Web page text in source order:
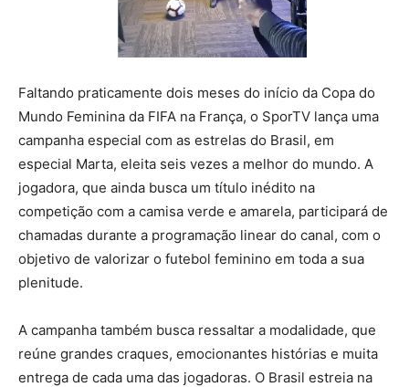
Faltando praticamente dois meses do início da Copa do
Mundo Feminina da FIFA na França, o SporTV lança uma
campanha especial com as estrelas do Brasil, em
especial Marta, eleita seis vezes a melhor do mundo. A
jogadora, que ainda busca um título inédito na
competição com a camisa verde e amarela, participará de
chamadas durante a programação linear do canal, com o
objetivo de valorizar o futebol feminino em toda a sua
plenitude.
A campanha também busca ressaltar a modalidade, que
reúne grandes craques, emocionantes histórias e muita
entrega de cada uma das jogadoras. O Brasil estreia na